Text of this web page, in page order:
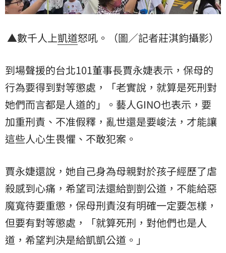
▲數千人上凱道怒吼。（圖／記者莊淇鈞攝影）
到場聲援的台北101董事長賈永婕表示，保母的
行為要得到對等懲處，「老實說，就算是死刑對
她們而言都是人道的」。藝人GINO也表示，要
加重刑責、不准假釋，亂世還是要峻法，才能讓
這些人心生畏懼、不敢犯案。
賈永婕還說，她自己身為母親對於孩子經歷了虐
殺感到心痛，希望司法還給剴剴公道，不能給惡
魔寬待要重懲，保母刑責沒有明確一定要怎樣，
但要有對等懲處，「就算死刑，對他們也是人
道，希望判決是給凱凱公道。」